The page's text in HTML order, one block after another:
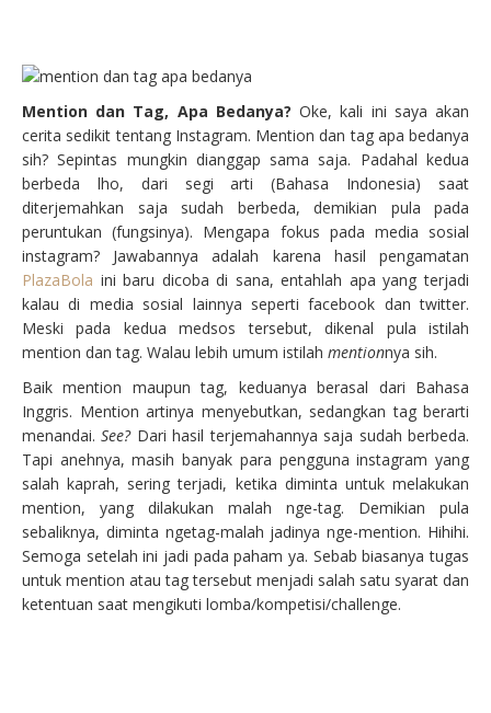
Mention dan Tag, Apa Bedanya? Oke, kali ini saya akan
cerita sedikit tentang Instagram. Mention dan tag apa bedanya
sih? Sepintas mungkin dianggap sama saja. Padahal kedua
berbeda lho, dari segi arti (Bahasa Indonesia) saat
diterjemahkan saja sudah berbeda, demikian pula pada
peruntukan (fungsinya). Mengapa fokus pada media sosial
instagram? Jawabannya adalah karena hasil pengamatan
PlazaBola ini baru dicoba di sana, entahlah apa yang terjadi
kalau di media sosial lainnya seperti facebook dan twitter.
Meski pada kedua medsos tersebut, dikenal pula istilah
mention dan tag. Walau lebih umum istilah mentionnya sih.
Baik mention maupun tag, keduanya berasal dari Bahasa
Inggris. Mention artinya menyebutkan, sedangkan tag berarti
menandai.See? Dari hasil terjemahannya saja sudah berbeda.
Tapi anehnya, masih banyak para pengguna instagram yang
salah kaprah, sering terjadi, ketika diminta untuk melakukan
mention, yang dilakukan malah nge-tag. Demikian pula
sebaliknya, diminta ngetag-malah jadinya nge-mention. Hihihi.
Semoga setelah ini jadi pada paham ya. Sebab biasanya tugas
untuk mention atau tag tersebut menjadi salah satu syarat dan
ketentuan saat mengikuti lomba/kompetisi/challenge.